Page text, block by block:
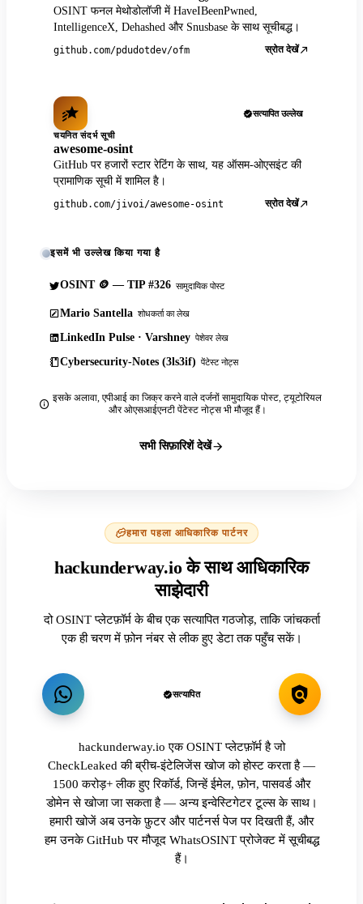
OSINT फनल मेथोडोलॉजी में HaveIBeenPwned,
IntelligenceX, Dehashed और Snusbase के साथ सूचीबद्ध।
github.com/pdudotdev/ofm स्रोत देखें
सत्यापित उल्लेख
चयनित संदर्भ सूची
awesome-osint
GitHub पर हजारों स्टार रेटिंग के साथ, यह ऑसम-ओएसइंट की
प्रामाणिक सूची में शामिल है।
github.com/jivoi/awesome-osint स्रोत देखें
इसमें भी उल्लेख किया गया है
OSINT 🪙 — TIP #326 सामुदायिक पोस्ट
Mario Santella शोधकर्ता का लेख
LinkedIn Pulse · Varshney पेशेवर लेख
Cybersecurity-Notes (3ls3if) पेंटेस्ट नोट्स
इसके अलावा, एपीआई का जिक्र करने वाले दर्जनों सामुदायिक पोस्ट, ट्यूटोरियल
और ओएसआईएनटी पेंटेस्ट नोट्स भी मौजूद हैं।
सभी सिफ़ारिशें देखें
हमारा पहला आधिकारिक पार्टनर
hackunderway.io के साथ आधिकारिक
साझेदारी
दो OSINT प्लेटफ़ॉर्म के बीच एक सत्यापित गठजोड़, ताकि जांचकर्ता
एक ही चरण में फ़ोन नंबर से लीक हुए डेटा तक पहुँच सकें।
सत्यापित
hackunderway.io एक OSINT प्लेटफ़ॉर्म है जो
CheckLeaked की ब्रीच-इंटेलिजेंस खोज को होस्ट करता है —
1500 करोड़+ लीक हुए रिकॉर्ड, जिन्हें ईमेल, फ़ोन, पासवर्ड और
डोमेन से खोजा जा सकता है — अन्य इन्वेस्टिगेटर टूल्स के साथ।
हमारी खोजें अब उनके फ़ुटर और पार्टनर्स पेज पर दिखती हैं, और
हम उनके GitHub पर मौजूद WhatsOSINT प्रोजेक्ट में सूचीबद्ध
हैं।